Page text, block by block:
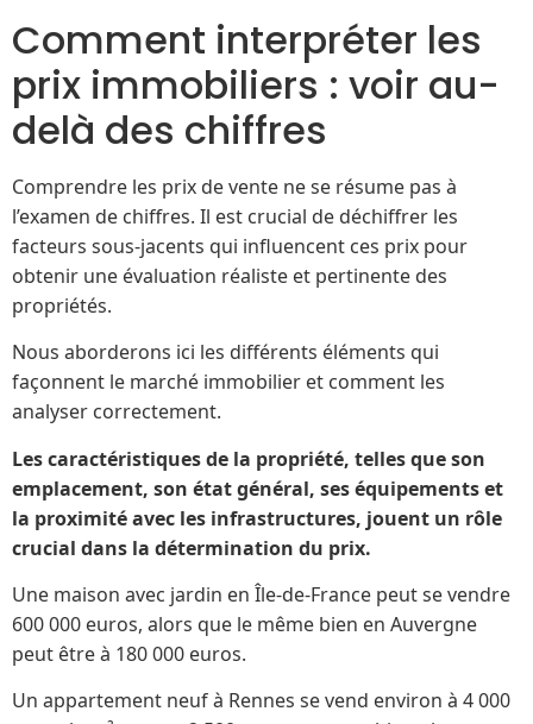
Comment interpréter les
prix immobiliers : voir au-
delà des chiffres
Comprendre les prix de vente ne se résume pas à
l’examen de chiffres. Il est crucial de déchiffrer les
facteurs sous-jacents qui influencent ces prix pour
obtenir une évaluation réaliste et pertinente des
propriétés.
Nous aborderons ici les différents éléments qui
façonnent le marché immobilier et comment les
analyser correctement.
Les caractéristiques de la propriété, telles que son
emplacement, son état général, ses équipements et
la proximité avec les infrastructures, jouent un rôle
crucial dans la détermination du prix.
Une maison avec jardin en Île-de-France peut se vendre
600 000 euros, alors que le même bien en Auvergne
peut être à 180 000 euros.
Un appartement neuf à Rennes se vend environ à 4 000